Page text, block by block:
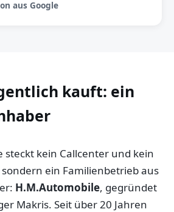
aus Google
kauft: ein
steckt kein Callcenter und kein
ein Familienbetrieb aus
H.M.Automobile, gegründet
Makris. Seit über 20 Jahren